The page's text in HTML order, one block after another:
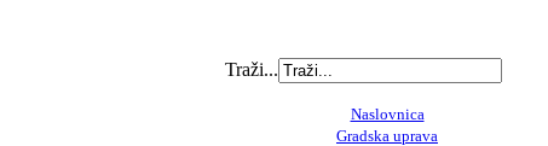
Traži...
Naslovnica
Gradska uprava